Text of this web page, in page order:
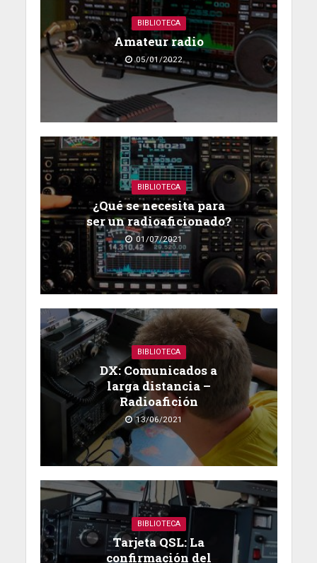
BIBLIOTECA
Amateur radio
05/01/2022
BIBLIOTECA
¿Qué se necesita para
ser un radioaficionado?
01/07/2021
BIBLIOTECA
DX: Comunicados a
larga distancia –
Radioafición
13/06/2021
BIBLIOTECA
Tarjeta QSL: La
confirmación del